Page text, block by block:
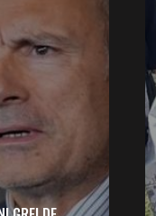
No Likes